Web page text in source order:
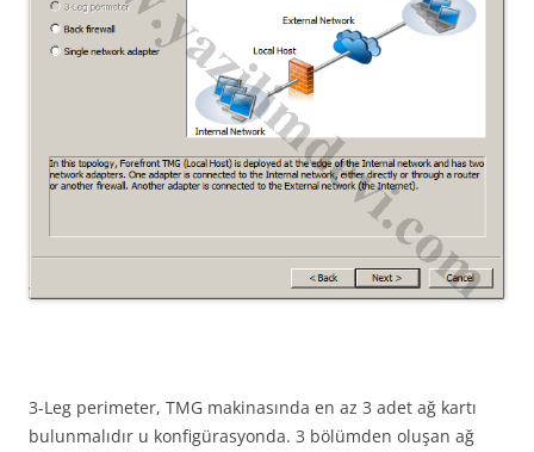
3-Leg perimeter, TMG makinasında en az 3 adet ağ kartı
bulunmalıdır u konfigürasyonda. 3 bölümden oluşan ağ